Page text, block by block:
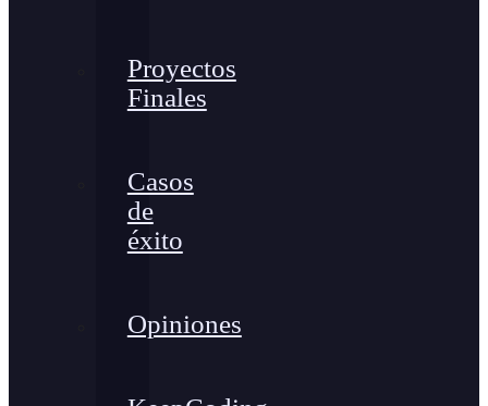
Proyectos
Finales
Casos
de
éxito
Opiniones